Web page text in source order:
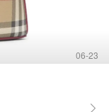
06-23